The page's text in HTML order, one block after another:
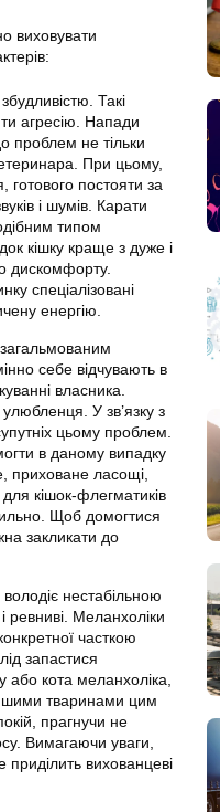
виховувати
Такі
агресію. Напади
проблем не тільки
При цьому,
готового постояти за
і шумів. Карати
типом
кішку краще з дуже і
дискомфорту.
спеціалізовані
енергію.
себе відчувають в
власника.
У зв’язку з
цьому проблем.
в даному випадку
приховане ласощі,
кішок-флегматиків
Щоб домогтися
закликати до
нестабільною
ревниві. Меланхоліки
часткою
запастися
кота меланхоліка,
тваринами цим
прагнучи не
Вимагаючи уваги,
вихованцеві